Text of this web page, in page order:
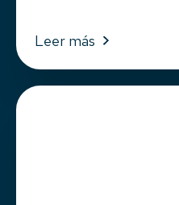
Leer más